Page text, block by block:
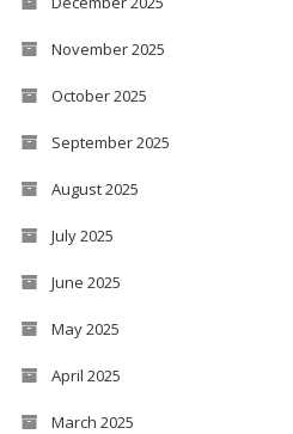
November 2025
October 2025
September 2025
August 2025
July 2025
June 2025
May 2025
April 2025
March 2025